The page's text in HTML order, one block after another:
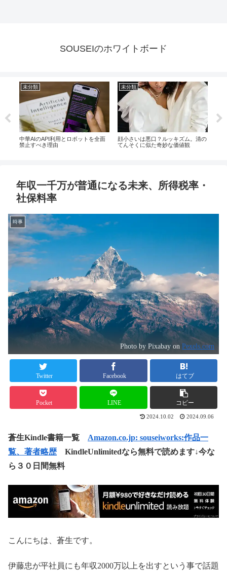
SOUSEIのホワイトボード
未分類
中華AIのAPI利用とロボットを全面
禁止すべき理由
未分類
顔小さいは悪口？ルッキズム。清の
てんそくに似た奇妙な価値観
年収一千万が普通になる未来、所得税率・
社保料率
時事
Photo by Pixabay onPexels.com
Twitter Facebook はてブ
Pocket LINE コピー
2024.10.02 2024.09.06
蒼生Kindle書籍一覧 Amazon.co.jp: souseiworks:作品一
覧、著者略歴
KindleUnlimitedなら無料で読めます↓今な
ら３０日間無料
こんにちは、蒼生です。
伊藤忠が平社員にも年収2000万以上を出すという事で話題